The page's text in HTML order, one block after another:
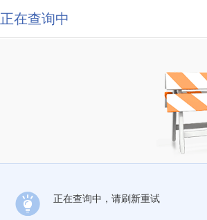
正在查询中
正在查询中，请刷新重试